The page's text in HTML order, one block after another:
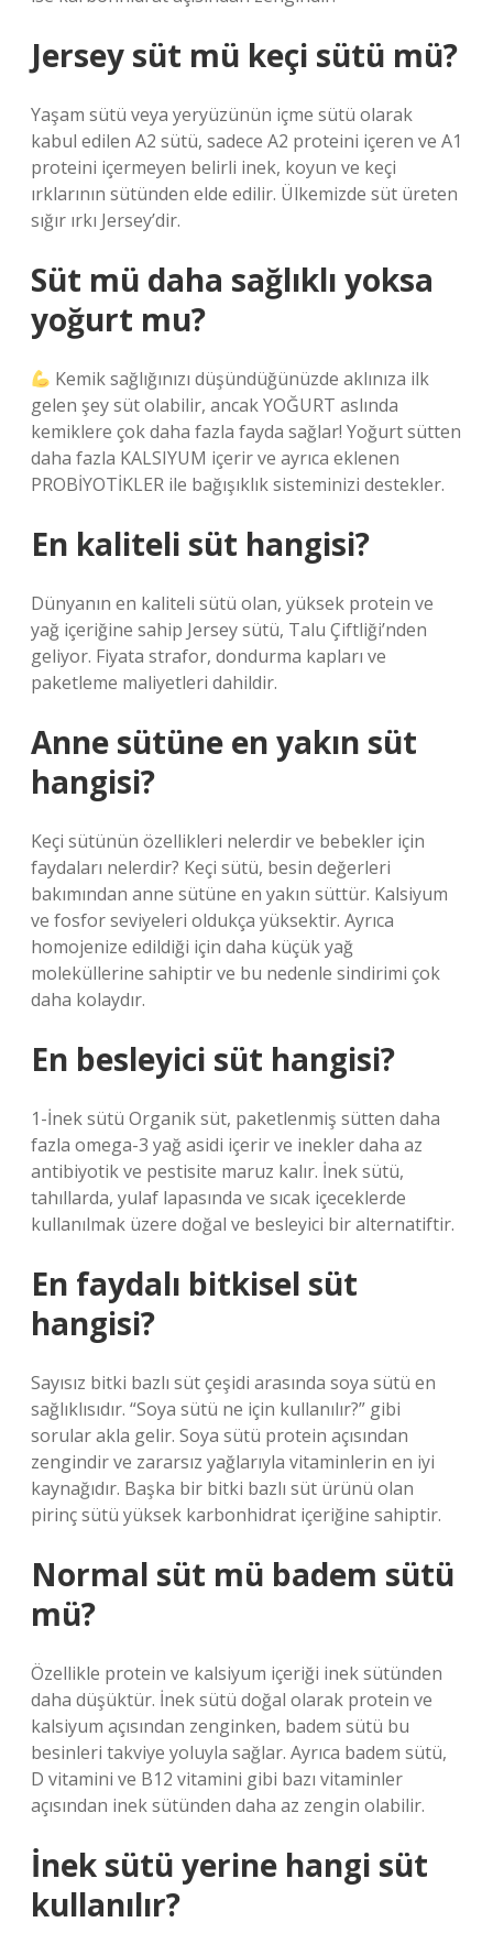
Jersey süt mü keçi sütü mü?
Yaşam sütü veya yeryüzünün içme sütü olarak
kabul edilen A2 sütü, sadece A2 proteini içeren ve A1
proteini içermeyen belirli inek, koyun ve keçi
ırklarının sütünden elde edilir. Ülkemizde süt üreten
sığır ırkı Jersey’dir.
Süt mü daha sağlıklı yoksa
yoğurt mu?
Kemik sağlığınızı düşündüğünüzde aklınıza ilk
gelen şey süt olabilir, ancak YOĞURT aslında
kemiklere çok daha fazla fayda sağlar! Yoğurt sütten
daha fazla KALSIYUM içerir ve ayrıca eklenen
PROBİYOTİKLER ile bağışıklık sisteminizi destekler.
En kaliteli süt hangisi?
Dünyanın en kaliteli sütü olan, yüksek protein ve
yağ içeriğine sahip Jersey sütü, Talu Çiftliği’nden
geliyor. Fiyata strafor, dondurma kapları ve
paketleme maliyetleri dahildir.
Anne sütüne en yakın süt
hangisi?
Keçi sütünün özellikleri nelerdir ve bebekler için
faydaları nelerdir? Keçi sütü, besin değerleri
bakımından anne sütüne en yakın süttür. Kalsiyum
ve fosfor seviyeleri oldukça yüksektir. Ayrıca
homojenize edildiği için daha küçük yağ
moleküllerine sahiptir ve bu nedenle sindirimi çok
daha kolaydır.
En besleyici süt hangisi?
1-İnek sütü Organik süt, paketlenmiş sütten daha
fazla omega-3 yağ asidi içerir ve inekler daha az
antibiyotik ve pestisite maruz kalır. İnek sütü,
tahıllarda, yulaf lapasında ve sıcak içeceklerde
kullanılmak üzere doğal ve besleyici bir alternatiftir.
En faydalı bitkisel süt
hangisi?
Sayısız bitki bazlı süt çeşidi arasında soya sütü en
sağlıklısıdır. “Soya sütü ne için kullanılır?” gibi
sorular akla gelir. Soya sütü protein açısından
zengindir ve zararsız yağlarıyla vitaminlerin en iyi
kaynağıdır. Başka bir bitki bazlı süt ürünü olan
pirinç sütü yüksek karbonhidrat içeriğine sahiptir.
Normal süt mü badem sütü
mü?
Özellikle protein ve kalsiyum içeriği inek sütünden
daha düşüktür. İnek sütü doğal olarak protein ve
kalsiyum açısından zenginken, badem sütü bu
besinleri takviye yoluyla sağlar. Ayrıca badem sütü,
D vitamini ve B12 vitamini gibi bazı vitaminler
açısından inek sütünden daha az zengin olabilir.
İnek sütü yerine hangi süt
kullanılır?